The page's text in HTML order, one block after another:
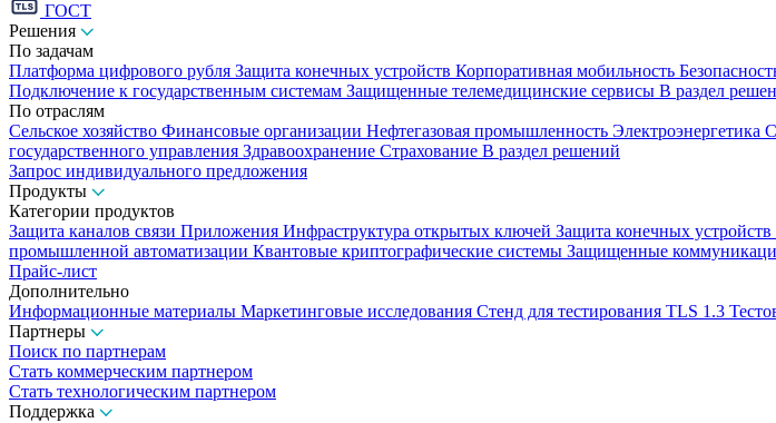
ГОСТ
Решения
По задачам
Платформа цифрового рубля Защита конечных устройств Корпоративная мобильность
Подключение к государственным системам Защищенные телемедицинские сервисы В раздел
По отраслям
Сельское хозяйство Финансовые организации Нефтегазовая промышленность Электроэнергетика
государственного управления Здравоохранение Страхование В раздел решений
Запрос индивидуального предложения
Продукты
Категории продуктов
Защита каналов связи Приложения Инфраструктура открытых ключей Защита конечных устройств
промышленной автоматизации Квантовые криптографические системы Защищенные
Прайс-лист
Дополнительно
Информационные материалы Маркетинговые исследования Стенд для тестирования TLS 1.3
Партнеры
Поиск по партнерам
Стать коммерческим партнером
Стать технологическим партнером
Поддержка